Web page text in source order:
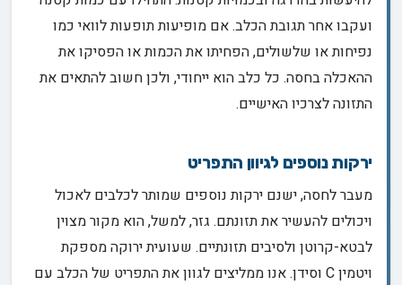
ועקבו אחר תגובת הכלב. אם מופיעות תופעות לוואי כמו
נפיחות או שלשולים, הפחיתו את הכמות או הפסיקו את
ההאכלה בחסה. כל כלב הוא ייחודי, ולכן חשוב להתאים את
התזונה לצרכיו האישיים.
ירקות נוספים לגיוון התפריט
מעבר לחסה, ישנם ירקות נוספים שמותר לכלבים לאכול
ויכולים להעשיר את תזונתם. גזר, למשל, הוא מקור מצוין
לבטא-קרוטן ולסיבים תזונתיים. שעועית ירוקה מספקת
ויטמין C וסידן. אנו ממליצים לגוון את התפריט של הכלב עם